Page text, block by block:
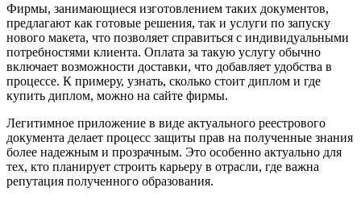
Фирмы, занимающиеся изготовлением таких документов,
предлагают как готовые решения, так и услуги по запуску
нового макета, что позволяет справиться с индивидуальными
потребностями клиента. Оплата за такую услугу обычно
включает возможности доставки, что добавляет удобства в
процессе. К примеру, узнать, сколько стоит диплом и где
купить диплом, можно на сайте фирмы.
Легитимное приложение в виде актуального реестрового
документа делает процесс защиты прав на полученные знания
более надежным и прозрачным. Это особенно актуально для
тех, кто планирует строить карьеру в отрасли, где важна
репутация полученного образования.